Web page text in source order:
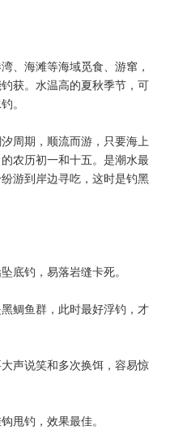
海滩等海域觅食、游窜，
获。水温高的夏秋季节，可
。
周期，顺流而游，只要海上
农历初一和十五。是潮水最
游到岸边寻吃，这时是钓黑
钓，易落岩缝卡死。
鱼群，此时最好浮钓，才
说笑和多次换饵，容易惊
钓，效果最佳。